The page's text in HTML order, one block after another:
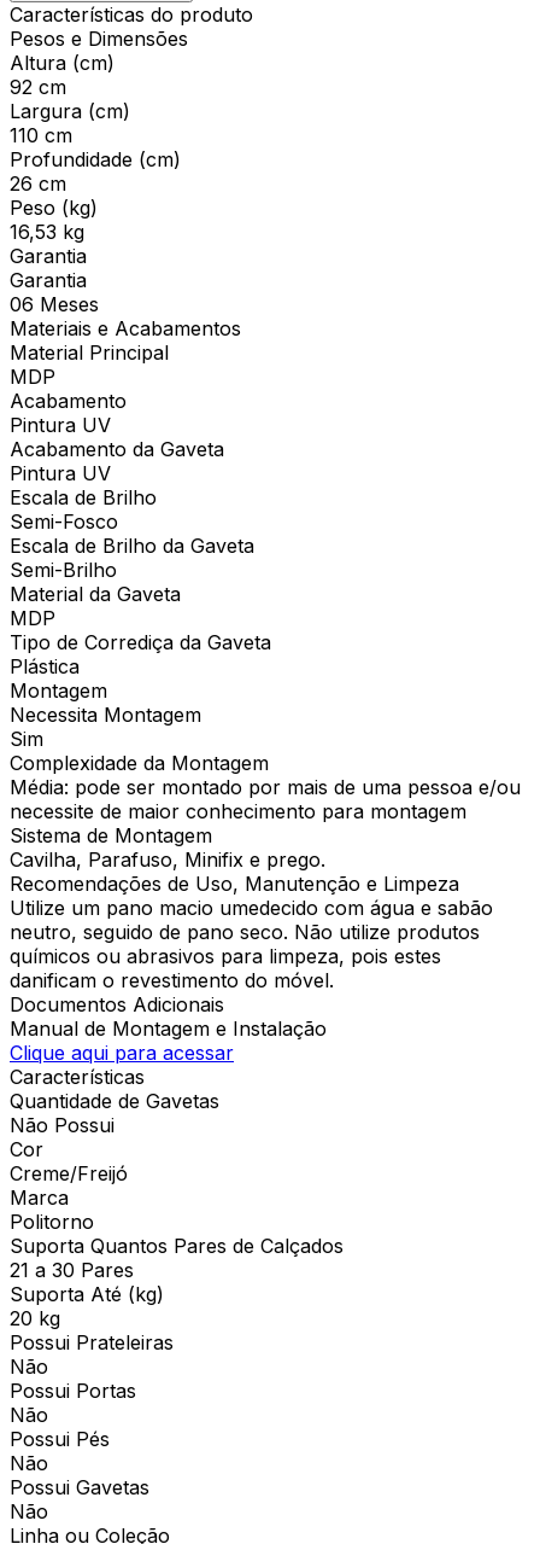
Características do produto
Pesos e Dimensões
Altura (cm)
92 cm
Largura (cm)
110 cm
Profundidade (cm)
26 cm
Peso (kg)
16,53 kg
Garantia
Garantia
06 Meses
Materiais e Acabamentos
Material Principal
MDP
Acabamento
Pintura UV
Acabamento da Gaveta
Pintura UV
Escala de Brilho
Semi-Fosco
Escala de Brilho da Gaveta
Semi-Brilho
Material da Gaveta
MDP
Tipo de Corrediça da Gaveta
Plástica
Montagem
Necessita Montagem
Sim
Complexidade da Montagem
Média: pode ser montado por mais de uma pessoa e/ou
necessite de maior conhecimento para montagem
Sistema de Montagem
Cavilha, Parafuso, Minifix e prego.
Recomendações de Uso, Manutenção e Limpeza
Utilize um pano macio umedecido com água e sabão
neutro, seguido de pano seco. Não utilize produtos
químicos ou abrasivos para limpeza, pois estes
danificam o revestimento do móvel.
Documentos Adicionais
Manual de Montagem e Instalação
Clique aqui para acessar
Características
Quantidade de Gavetas
Não Possui
Cor
Creme/Freijó
Marca
Politorno
Suporta Quantos Pares de Calçados
21 a 30 Pares
Suporta Até (kg)
20 kg
Possui Prateleiras
Não
Possui Portas
Não
Possui Pés
Não
Possui Gavetas
Não
Linha ou Coleção